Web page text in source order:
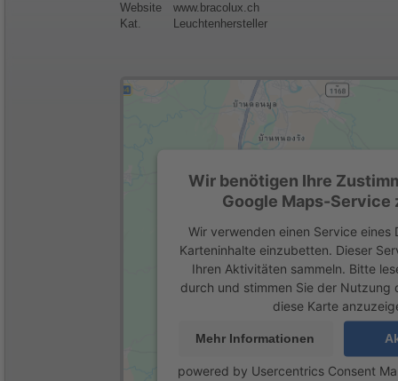
Website
www.bracolux.ch
Kat.
Leuchtenhersteller
Wir benötigen Ihre
Google Maps-Service
Wir verwenden einen Service eines
Karteninhalte einzubetten. Dieser
Ihren Aktivitäten sammeln. Bitte
durch und stimmen Sie der Nutzung
diese Karte
Mehr Informationen
powered by Usercentrics Consent